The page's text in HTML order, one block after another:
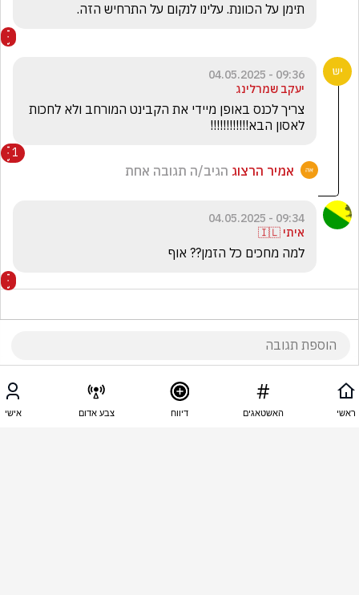
תימן על הכוונת. עלינו לנקום על התרחיש הזה.
09:36 - 04.05.2025
יעקב שמרלינג
לאסון הבא!!!!!!!!!!!!
1
אמיר הרצוג הגיב/ה תגובה אחת
09:34 - 04.05.2025
איתי 🇮🇱
למה מחכים כל הזמן?? אוף
מה יש להתלבט? ראשי האשטאגים דיווח צבע אדום אישי